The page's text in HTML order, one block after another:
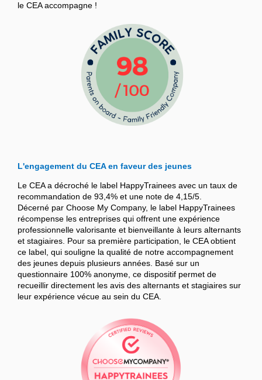
le CEA accompagne !
L'engagement du CEA en faveur des jeunes
Le CEA a décroché le label HappyTrainees avec un taux de
recommandation de 93,4% et une note de 4,15/5.
Décerné par Choose My Company, le label HappyTrainees
récompense les entreprises qui offrent une expérience
professionnelle valorisante et bienveillante à leurs alternants
et stagiaires. Pour sa première participation, le CEA obtient
ce label, qui souligne la qualité de notre accompagnement
des jeunes depuis plusieurs années. Basé sur un
questionnaire 100% anonyme, ce dispositif permet de
recueillir directement les avis des alternants et stagiaires sur
leur expérience vécue au sein du CEA.